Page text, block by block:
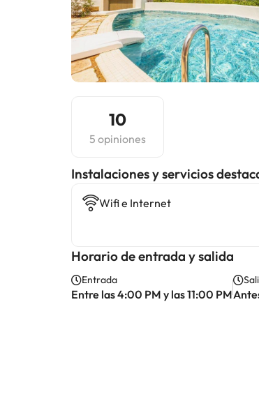
10
5 opiniones
Instalaciones y servicios
Wifi e Internet
Horario de entrada y salida
Entrada
Entre las 4:00 PM y las 11:00 PM